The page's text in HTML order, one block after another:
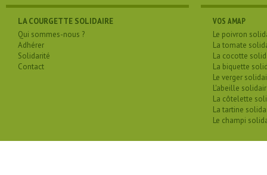
LA COURGETTE SOLIDAIRE
Qui sommes-nous ?
Adhérer
Solidarité
Contact
VOS AMAP
Le poivron
La tomate
La cocotte
La biquette
Le verger
L'abeille
La côtelette
La tartine
Le champi